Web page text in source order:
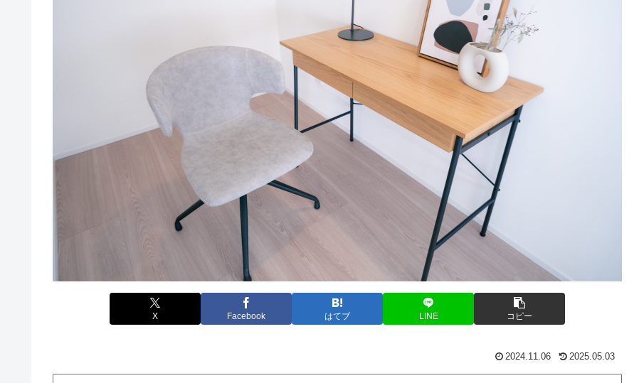
X Facebook はてブ LINE コピー
2024.11.06 2025.05.03